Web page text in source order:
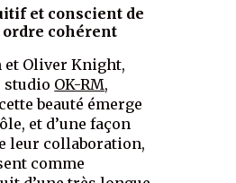
et conscient de
cohérent
et Oliver Knight,
studio OK-RM,
beauté émerge
et d’une façon
leur collaboration,
comme